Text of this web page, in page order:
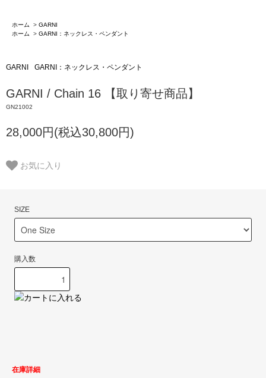
ホーム > GARNI
ホーム
> GARNI：ネックレス・ペンダント
GARNI GARNI：ネックレス・ペンダント
GARNI / Chain 16 【取り寄せ商品】
GN21002
28,000円(税込30,800円)
お気に入り
SIZE
購入数
在庫詳細